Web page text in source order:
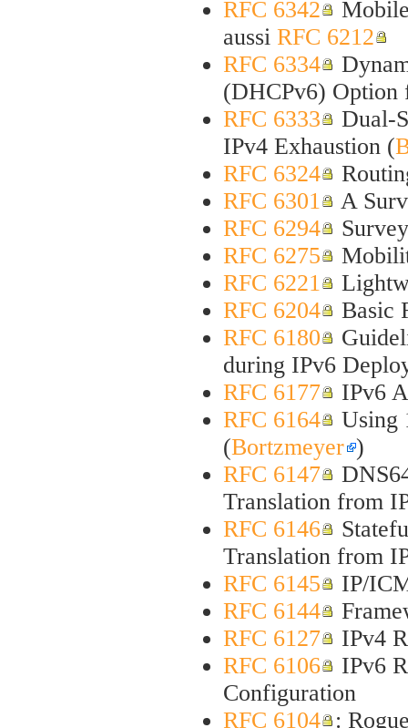
RFC 6342
aussi RFC 6212
RFC 6334
(DHCPv6)
RFC 6333
Dual-
IPv4 Exhaustion (
RFC 6324
RFC 6301
A
RFC 6294
RFC 6275
RFC 6221
RFC 6204
Basic
RFC 6180
during IPv6
RFC 6177
IPv6
RFC 6164
Using
(Bortzmeyer )
RFC 6147
Translation from
RFC 6146
Translation from
RFC 6145
IP/
RFC 6144
RFC 6127
IPv4
RFC 6106
IPv6
Configuration
RFC 6104
: